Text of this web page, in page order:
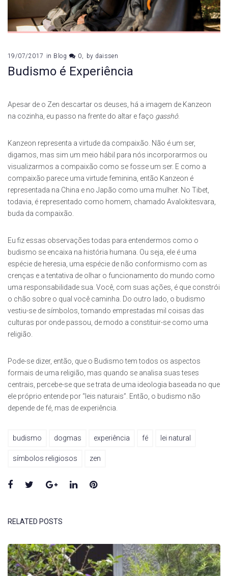
19/07/2017 in Blog 0 by daissen
Budismo é Experiência
Apesar de o Zen descartar os deuses, há a imagem de Kanzeon
na cozinha, eu passo na frente do altar e faço gasshô.
Kanzeon representa a virtude da compaixão. Não é um ser,
digamos, mas sim um meio hábil para nós incorporarmos ou
visualizarmos a compaixão como se fosse um ser. E como a
compaixão parece uma virtude feminina, então Kanzeon é
representada na China e no Japão como uma mulher. No Tibet,
todavia, é representado como homem, chamado Avalokitesvara,
buda da compaixão.
Eu fiz essas observações todas para entendermos como o
budismo se encaixa na história humana. Ou seja, ele é uma
espécie de heresia, uma espécie de não conformismo com as
crenças e a tentativa de olhar o funcionamento do mundo como
uma responsabilidade sua. Você, com suas ações, é que constrói
o chão sobre o qual você caminha. Do outro lado, o budismo
vestiu-se de símbolos, tomando emprestadas mil coisas das
culturas por onde passou, de modo a constituir-se como uma
religião.
Pode-se dizer, então, que o Budismo tem todos os aspectos
formais de uma religião, mas quando se analisa suas teses
centrais, percebe-se que se trata de uma ideologia baseada no que
ele próprio entende por “leis naturais”. Então, o budismo não
depende de fé, mas de experiência.
budismo dogmas experiência fé lei natural
símbolos religiosos zen
Facebook
TwitterGoogle+LinkedInPinterest
RELATED POSTS